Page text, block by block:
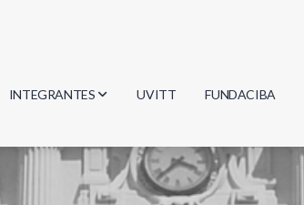
INTEGRANTES
Investigadores
Estudiantes
UVITT FUNDACIBA